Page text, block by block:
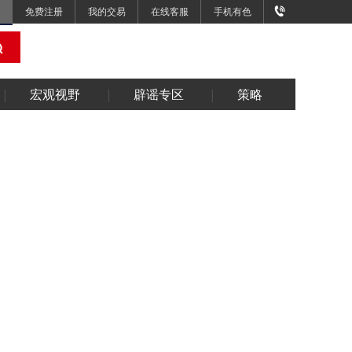
免费注册 我的交易 在线客服 手机有色
宏观视野 辟谣专区 策略